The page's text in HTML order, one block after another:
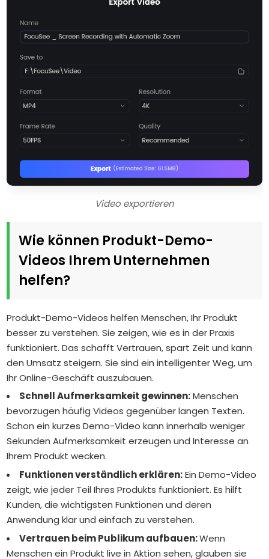
Video exportieren
Wie können Produkt-Demo-
Videos Ihrem Unternehmen
helfen?
Produkt-Demo-Videos helfen Menschen, Ihr Produkt
besser zu verstehen. Sie zeigen, wie es in der Praxis
funktioniert. Das schafft Vertrauen, spart Zeit und kann
den Umsatz steigern. Sie sind ein intelligenter Weg, um
Ihr Online-Geschäft auszubauen.
Schnell Aufmerksamkeit gewinnen:Menschen
bevorzugen häufig Videos gegenüber langen Texten.
Schon ein kurzes Demo-Video kann innerhalb weniger
Sekunden Aufmerksamkeit erzeugen und Interesse an
Ihrem Produkt wecken.
Funktionen verständlich erklären:Ein Demo-Video
zeigt, wie jeder Teil Ihres Produkts funktioniert. Es hilft
Kunden, die wichtigsten Funktionen und deren
Anwendung klar und einfach zu verstehen.
Vertrauen beim Publikum aufbauen:Wenn
Menschen ein Produkt live in Aktion sehen, glauben sie